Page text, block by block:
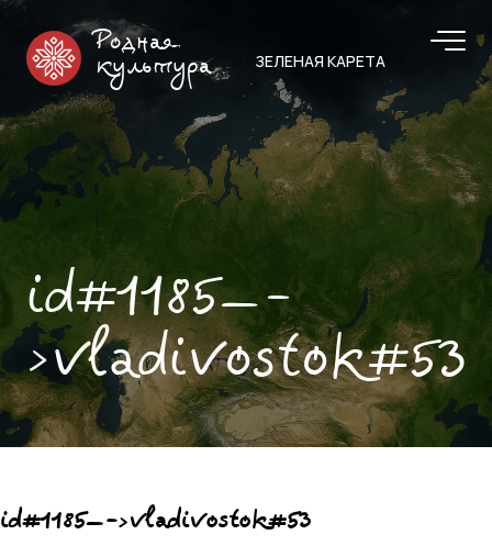
Родная
культура
ЗЕЛЕНАЯ КАРЕТА
id#1185—-
>vladivostok#53
id#1185—->vladivostok#53